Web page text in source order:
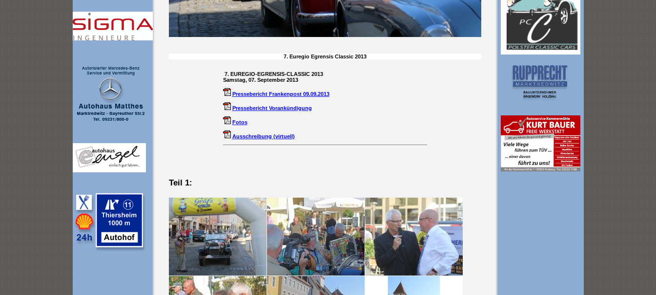
7. Euregio Egrensis Classic 2013
7. EUREGIO-EGRENSIS-CLASSIC 2013
Samstag, 07. September 2013
Pressebericht Frankenpost 09.09.2013
Pressebericht Vorankündigung
Fotos
Ausschreibung (virtuell)
Teil 1: